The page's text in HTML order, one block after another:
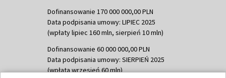
Dofinansowanie 170 000 000,00 PLN
Data podpisania umowy: LIPIEC 2025
(wpłaty lipiec 160 mln, sierpień 10 mln)
Dofinansowanie 60 000 000,00 PLN
Data podpisania umowy: SIERPIEŃ 2025
(wpłata wrzesień 60 mln)